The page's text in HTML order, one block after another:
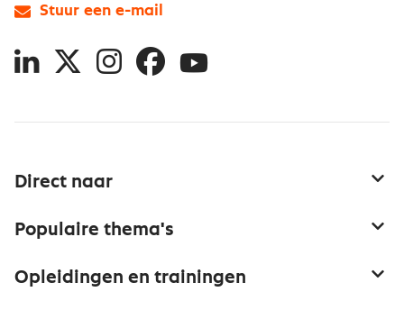
Direct naar
Netwerk en communities
Populaire thema's
Opleidingen en trainingen
Stuur een e-mail
LinkedIn
X InstagramFacebookYouTube